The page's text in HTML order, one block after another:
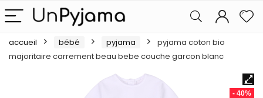
accueil bébé pyjama
pyjama coton bio
majoritaire carrement beau bebe couche garcon blanc
- 40%